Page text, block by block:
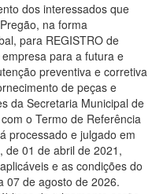
dos interessados que
na forma
para REGISTRO de
para a futura e
preventiva e corretiva
de peças e
da Secretaria Municipal de
o Termo de Referência
processado e julgado em
de 01 de abril de 2021,
e as condições do
07 de agosto de 2026.